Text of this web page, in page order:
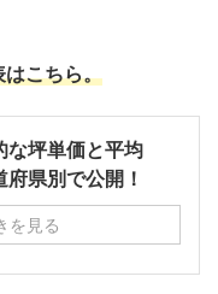
こちら。
な坪単価と平均
県別で公開！
を見る